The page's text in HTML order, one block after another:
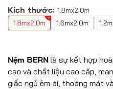
Kích thước: 1.8mx2.0m
1.8mx2.0m
1.6mx2.0m
Nệm BERN là sự kết hợp
cao và chất liệu cao cấp,
giấc ngủ êm ái, thoáng mát